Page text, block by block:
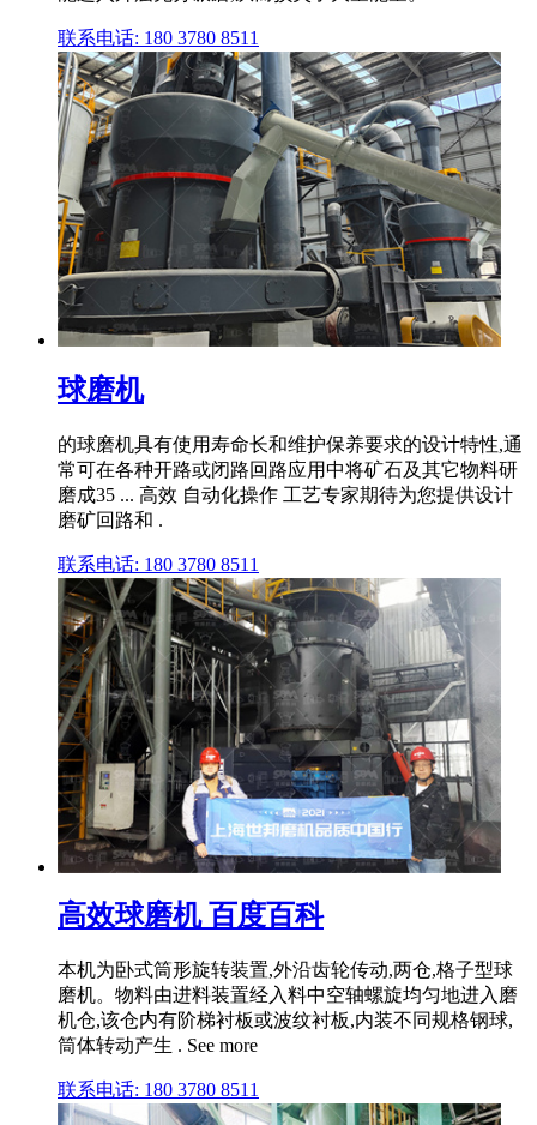
联系电话: 180 3780 8511
球磨机
的球磨机具有使用寿命长和维护保养要求的设计特性,通
常可在各种开路或闭路回路应用中将矿石及其它物料研
磨成35 ... 高效 自动化操作 工艺专家期待为您提供设计
磨矿回路和 .
联系电话: 180 3780 8511
高效球磨机 百度百科
本机为卧式筒形旋转装置,外沿齿轮传动,两仓,格子型球
磨机。物料由进料装置经入料中空轴螺旋均匀地进入磨
机仓,该仓内有阶梯衬板或波纹衬板,内装不同规格钢球,
筒体转动产生 . See more
联系电话: 180 3780 8511